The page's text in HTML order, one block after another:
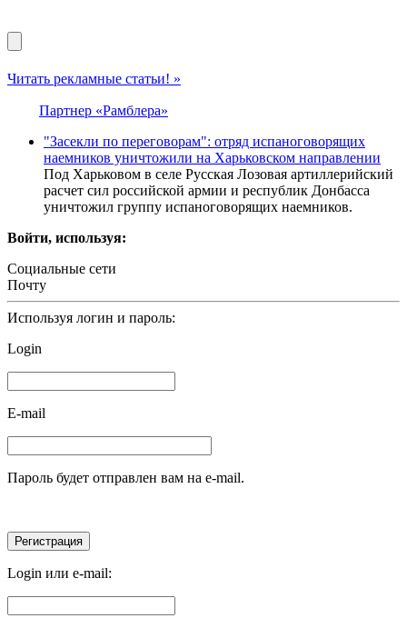
Читать рекламные статьи! »
Партнер «Рамблера»
"Засекли по переговорам": отряд испаноговорящих
наемников уничтожили на Харьковском направлении
Под Харьковом в селе Русская Лозовая артиллерийский
расчет сил российской армии и республик Донбасса
уничтожил группу испаноговорящих наемников.
Войти, используя:
Социальные сети
Почту
Используя логин и пароль:
Login
E-mail
Пароль будет отправлен вам на e-mail.
Login или e-mail: